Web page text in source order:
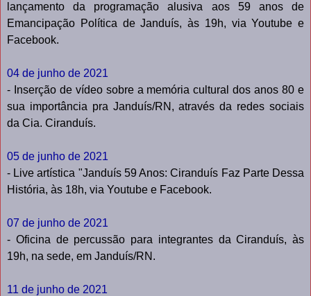
lançamento da programação alusiva aos 59 anos de
Emancipação Política de Janduís, às 19h, via Youtube e
Facebook.
04 de junho de 2021
- Inserção de vídeo sobre a memória cultural dos anos 80 e
sua importância pra Janduís/RN, através da redes sociais
da Cia. Ciranduís.
05 de junho de 2021
- Live artística "Janduís 59 Anos: Ciranduís Faz Parte Dessa
História, às 18h, via Youtube e Facebook.
07 de junho de 2021
- Oficina de percussão para integrantes da Ciranduís, às
19h, na sede, em Janduís/RN.
11 de junho de 2021